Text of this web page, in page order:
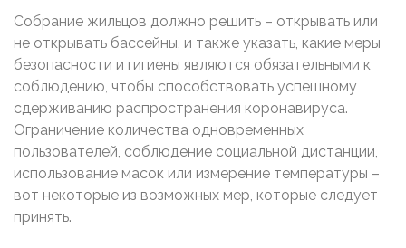
Собрание жильцов должно решить – открывать или
не открывать бассейны, и также указать, какие меры
безопасности и гигиены являются обязательными к
соблюдению, чтобы способствовать успешному
сдерживанию распространения коронавируса.
Ограничение количества одновременных
пользователей, соблюдение социальной дистанции,
использование масок или измерение температуры –
вот некоторые из возможных мер, которые следует
принять.